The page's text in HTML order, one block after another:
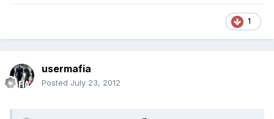
1
usermafia
Posted July 23, 2012